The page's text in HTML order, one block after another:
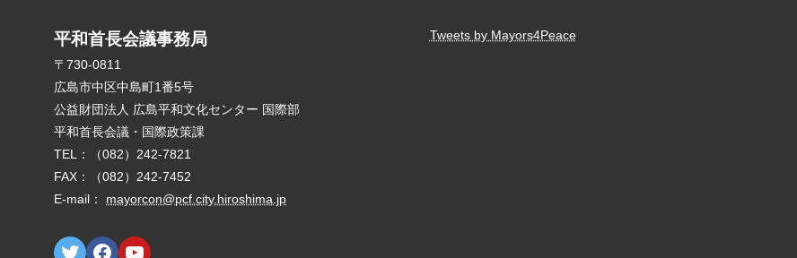
平和首長会議事務局
E-mail： mayorcon@pcf.city.hiroshima.jp
Tweets by Mayors4Peace